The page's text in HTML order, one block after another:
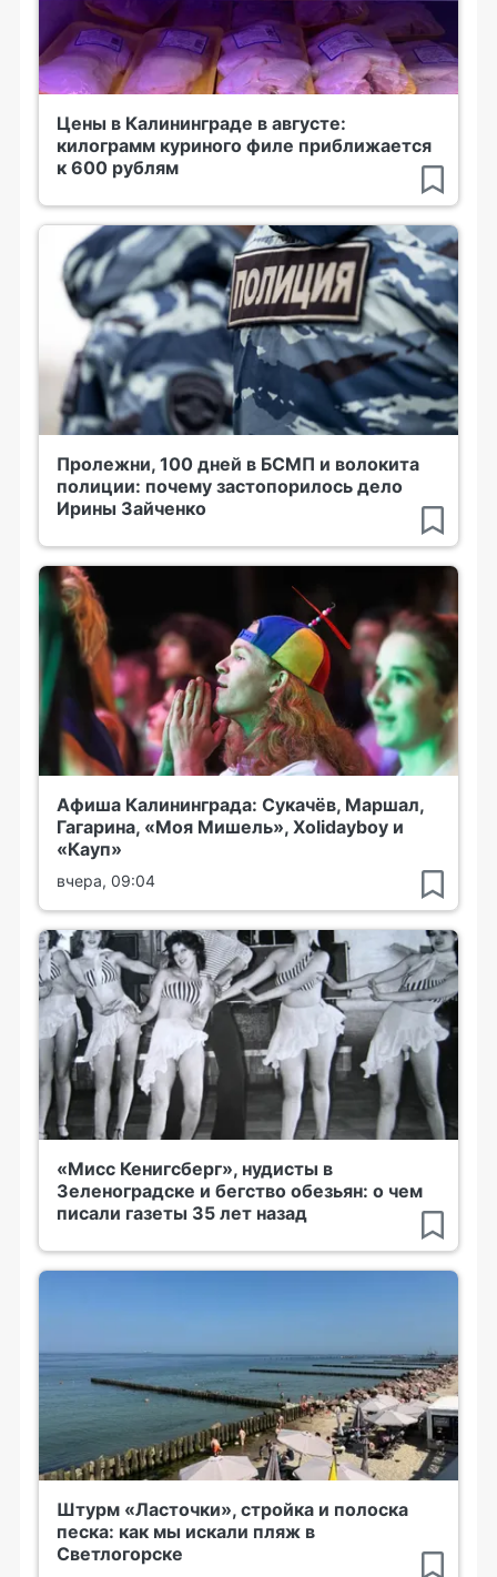
Цены в Калининграде в августе:
килограмм куриного филе приближается
к 600 рублям
Пролежни, 100 дней в БСМП и волокита
полиции: почему застопорилось дело
Ирины Зайченко
Афиша Калининграда: Сукачёв, Маршал,
Гагарина, «Моя Мишель», Xolidayboy и
«Кауп»
вчера, 09:04
«Мисс Кенигсберг», нудисты в
Зеленоградске и бегство обезьян: о чем
писали газеты 35 лет назад
Штурм «Ласточки», стройка и полоска
песка: как мы искали пляж в
Светлогорске